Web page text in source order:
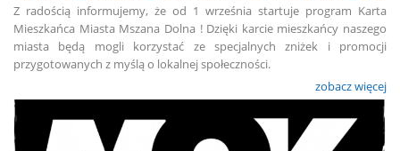
Z radością informujemy, że od 1 września startuje program Karta
Mieszkańca Miasta Mszana Dolna ! Dzięki karcie mieszkańcy naszego
miasta będą mogli korzystać ze specjalnych zniżek i promocji
przygotowanych z myślą o lokalnej społeczności.
zobacz więcej